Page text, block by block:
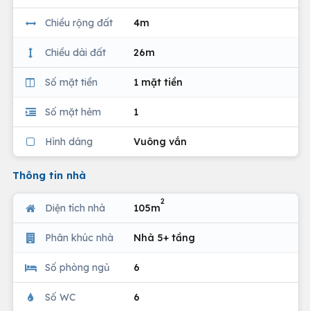
Chiều rộng đất 4m
Chiều dài đất 26m
Số mặt tiền 1 mặt tiền
Số mặt hẻm 1
Hình dáng Vuông vắn
Thông tin nhà
Diện tích nhà 105m
2
Phân khúc nhà Nhà 5+ tầng
Số phòng ngủ 6
Số WC 6